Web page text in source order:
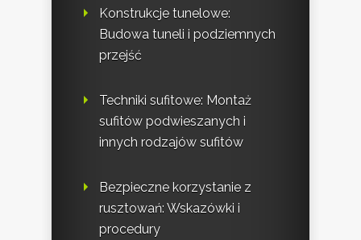
Konstrukcje tunelowe:
Budowa tuneli i podziemnych
przejść
Techniki sufitowe: Montaż
sufitów podwieszanych i
innych rodzajów sufitów
Bezpieczne korzystanie z
rusztowań: Wskazówki i
procedury